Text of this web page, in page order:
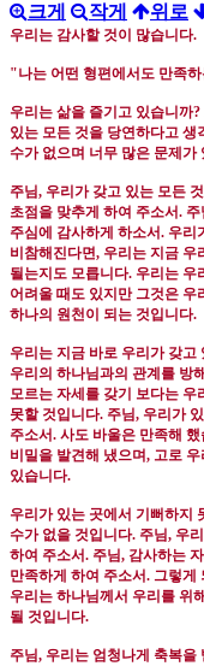
크게 작게 위로
우리는 감사할 것이 많습니다.
"나는 어떤 형편에서도 만족
우리는 삶을 즐기고 있습니까?
있는 모든 것을 당연하다고 생
수가 없으며 너무 많은 문제
주님, 우리가 갖고 있는 모든
초점을 맞추게 하여 주소서. 주
주심에 감사하게 하소서. 우리
비참해진다면, 우리는 지금 우
될는지도 모릅니다. 우리는 우
어려울 때도 있지만 그것은
하나의 원천이 되는 것입니다.
우리는 지금 바로 우리가 갖
우리의 하나님과의 관계를 방
모르는 자세를 갖기 보다는 우
못할 것입니다. 주님, 우리가
주소서. 사도 바울은 만족해 했
비밀을 발견해 냈으며, 고로 우
있습니다.
우리가 있는 곳에서 기뻐하지
수가 없을 것입니다. 주님, 우
하여 주소서. 주님, 감사하는
만족하게 하여 주소서. 그렇게
우리는 하나님께서 우리를 위
될 것입니다.
주님, 우리는 엄청나게 축복을